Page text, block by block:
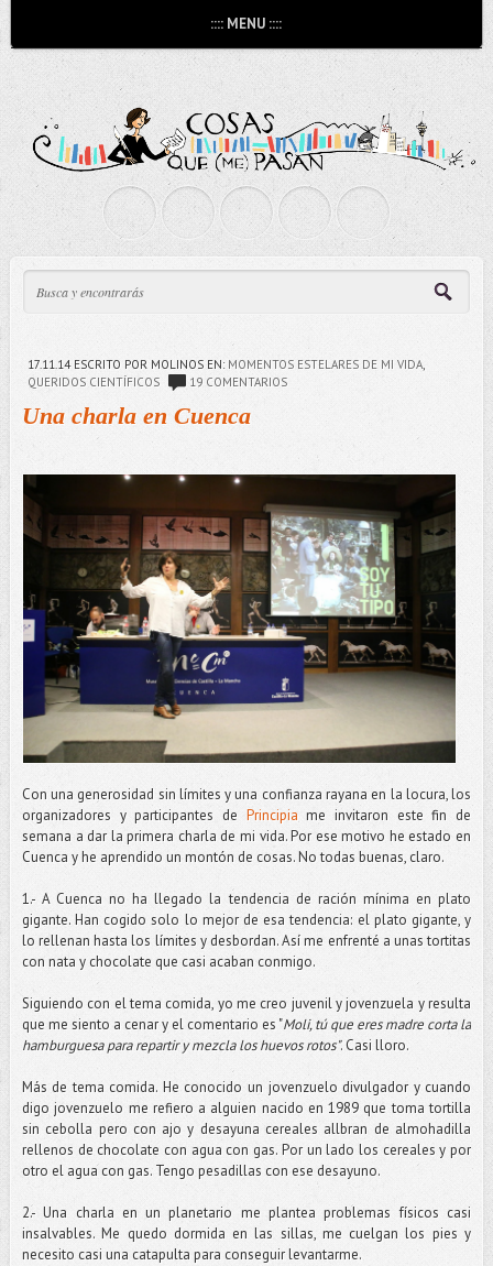
:::: MENU ::::
17.11.14ESCRITO POR MOLINOS EN: MOMENTOS ESTELARES DE MI VIDA,
QUERIDOS CIENTÍFICOS
19 COMENTARIOS
Una charla en Cuenca
Con una generosidad sin límites y una confianza rayana en la locura, los
organizadores y participantes de Principia me invitaron este fin de
semana a dar la primera charla de mi vida. Por ese motivo he estado en
Cuenca y he aprendido un montón de cosas. No todas buenas, claro.
1.- A Cuenca no ha llegado la tendencia de ración mínima en plato
gigante. Han cogido solo lo mejor de esa tendencia: el plato gigante, y
lo rellenan hasta los límites y desbordan. Así me enfrenté a unas tortitas
con nata y chocolate que casi acaban conmigo.
Siguiendo con el tema comida, yo me creo juvenil y jovenzuela y resulta
que me siento a cenar y el comentario es "Moli, tú que eres madre corta la
hamburguesa para repartir y mezcla los huevos rotos". Casi lloro.
Más de tema comida. He conocido un jovenzuelo divulgador y cuando
digo jovenzuelo me refiero a alguien nacido en 1989 que toma tortilla
sin cebolla pero con ajo y desayuna cereales allbran de almohadilla
rellenos de chocolate con agua con gas. Por un lado los cereales y por
otro el agua con gas. Tengo pesadillas con ese desayuno.
2.- Una charla en un planetario me plantea problemas físicos casi
insalvables. Me quedo dormida en las sillas, me cuelgan los pies y
necesito casi una catapulta para conseguir levantarme.